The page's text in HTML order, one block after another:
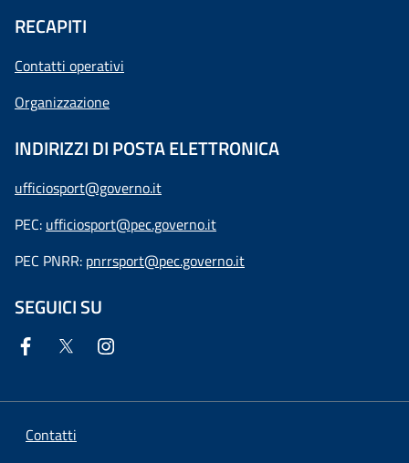
RECAPITI
Contatti operativi
Organizzazione
INDIRIZZI DI POSTA ELETTRONICA
ufficiosport@governo.it
PEC: ufficiosport@pec.governo.it
PEC PNRR: pnrrsport@pec.governo.it
SEGUICI SU
Contatti